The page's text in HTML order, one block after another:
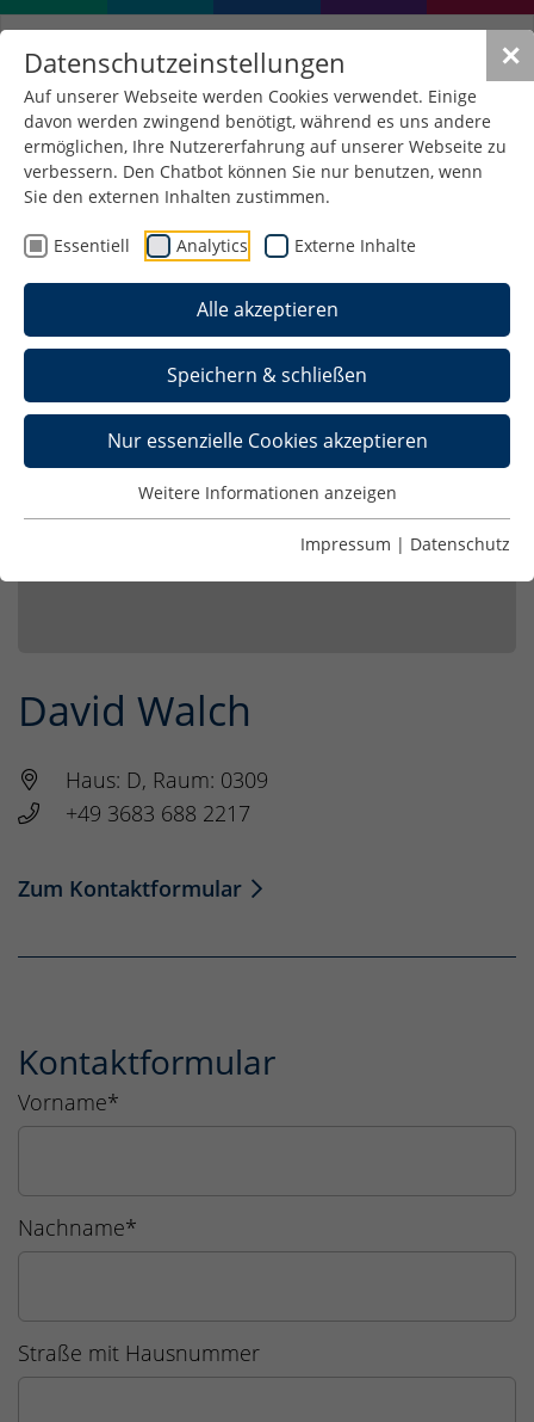
✕
Datenschutzeinstellungen
Auf unserer Webseite werden Cookies verwendet. Einige
davon werden zwingend benötigt, während es uns andere
ermöglichen, Ihre Nutzererfahrung auf unserer Webseite zu
verbessern. Den Chatbot können Sie nur benutzen, wenn
Sie den externen Inhalten zustimmen.
Essentiell Analytics Externe Inhalte
Alle akzeptieren
Speichern & schließen
Nur essenzielle Cookies akzeptieren
Weitere Informationen anzeigen
Impressum | Datenschutz
David Walch
Haus: D, Raum: 0309
+49 3683 688 2217
Zum Kontaktformular
Kontaktformular
Vorname*
Nachname*
Straße mit Hausnummer